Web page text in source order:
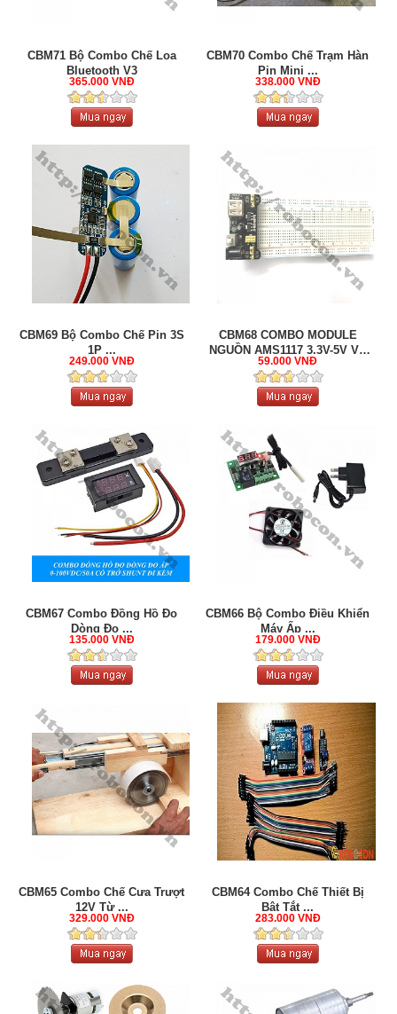
CBM71 Bộ Combo Chế Loa
Bluetooth V3
365.000 VNĐ
CBM70 Combo Chế Trạm Hàn
Pin Mini ...
338.000 VNĐ
CBM69 Bộ Combo Chế Pin 3S
1P ...
249.000 VNĐ
CBM68 COMBO MODULE
NGUỒN AMS1117 3.3V-5V VÀ
...
59.000 VNĐ
CBM67 Combo Đồng Hồ Đo
Dòng Đo ...
135.000 VNĐ
CBM66 Bộ Combo Điều Khiển
Máy Ấp ...
179.000 VNĐ
CBM65 Combo Chế Cưa Trượt
12V Từ ...
329.000 VNĐ
CBM64 Combo Chế Thiết Bị
Bật Tắt ...
283.000 VNĐ